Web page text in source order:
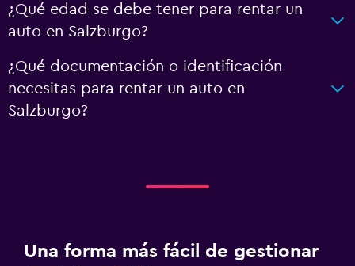
¿Qué edad se debe tener para rentar un
auto en Salzburgo?
¿Qué documentación o identificación
necesitas para rentar un auto en
Salzburgo?
Una forma más fácil de gestionar